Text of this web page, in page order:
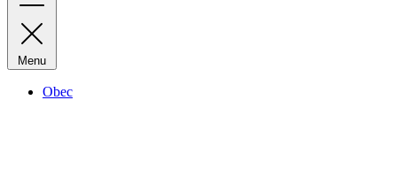
Menu
Obec